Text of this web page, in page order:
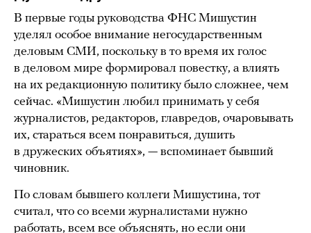
В первые годы руководства ФНС Мишустин
уделял особое внимание негосударственным
деловым СМИ, поскольку в то время их голос
в деловом мире формировал повестку, а влиять
на их редакционную политику было сложнее, чем
сейчас. «Мишустин любил принимать у себя
журналистов, редакторов, главредов, очаровывать
их, стараться всем понравиться, душить
в дружеских объятиях», — вспоминает бывший
чиновник.
По словам бывшего коллеги Мишустина, тот
считал, что со всеми журналистами нужно
работать, всем все объяснять, но если они